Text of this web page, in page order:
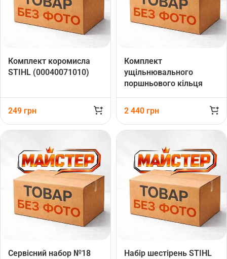
Комплект коромисла
STIHL (00040071010)
249 грн
Комплект
ущільнювального
поршньового кільця
2 440 грн
Сервісний набор №18
Набір шестірень STIHL